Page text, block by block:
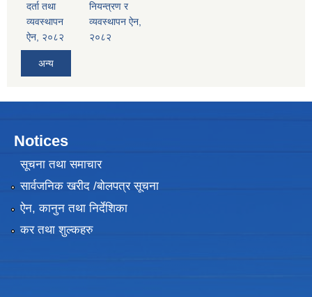
दर्ता तथा
व्यवस्थापन
ऐन, २०८२
नियन्त्रण र
व्यवस्थापन ऐन,
२०८२
अन्य
Notices
सूचना तथा समाचार
सार्वजनिक खरीद /बोलपत्र सूचना
ऐन, कानुन तथा निर्देशिका
कर तथा शुल्कहरु